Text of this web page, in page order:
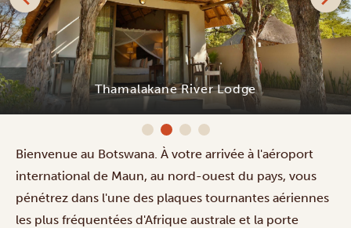
Thamalakane River Lodge
Bienvenue au Botswana. À votre arrivée à l'aéroport
international de Maun, au nord-ouest du pays, vous
pénétrez dans l'une des plaques tournantes aériennes
les plus fréquentées d'Afrique australe et la porte